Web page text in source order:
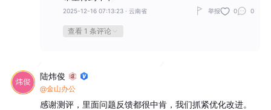
2025-12-16 07:13:23 · 云南省 举报 0 0
查看 1 条评论
陆炜俊
@金山办公
感谢测评，里面问题反馈都很中肯，我们抓紧优化改进。